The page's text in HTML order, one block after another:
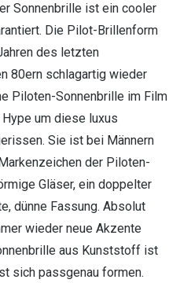
Sonnenbrille ist ein cooler
Die Pilot-Brillenform
des letzten
80ern schlagartig wieder
Piloten-Sonnenbrille im Film
um diese luxus
Sie ist bei Männern
der Piloten-
Gläser, ein doppelter
dünne Fassung. Absolut
wieder neue Akzente
aus Kunststoff ist
sich passgenau formen.